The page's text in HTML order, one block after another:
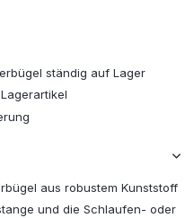
ständig auf Lager
aus robustem Kunststoff
und die Schlaufen- oder